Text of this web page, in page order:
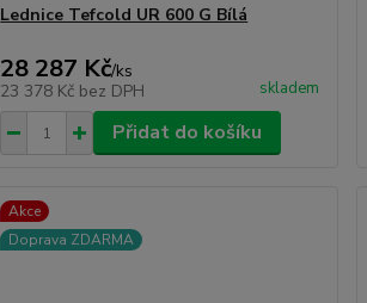
Lednice Tefcold UR 600 G Bílá
28 287 Kč/ks
23 378 Kč bez DPH skladem
Přidat do košíku
Akce
Doprava ZDARMA